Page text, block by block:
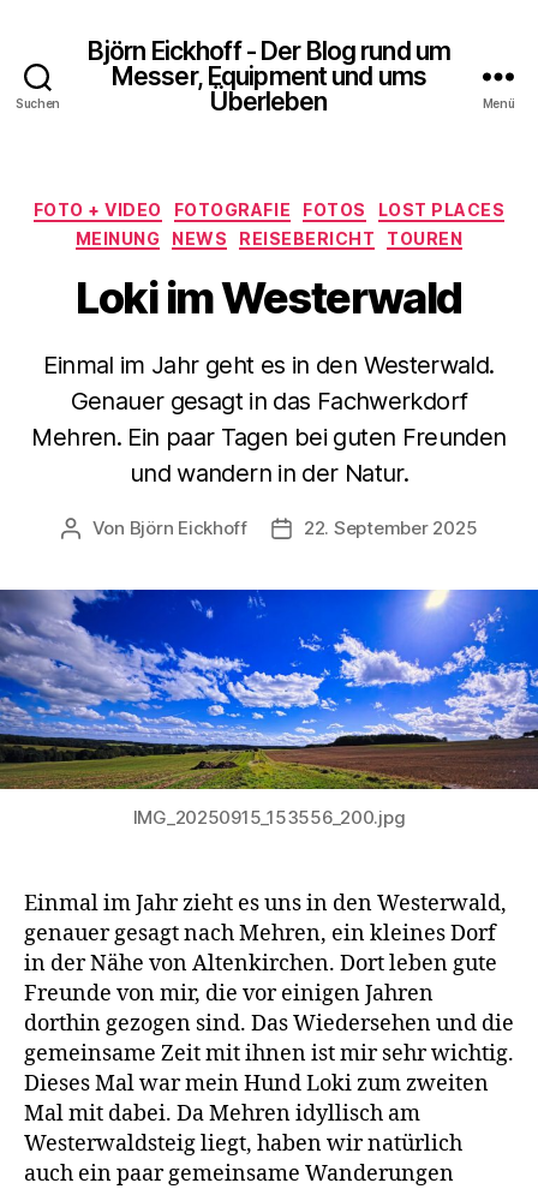
Suchen
Björn Eickhoff - Der Blog rund um
Messer, Equipment und ums
Überleben
Menü
Kategorien
FOTO + VIDEO FOTOGRAFIE FOTOS
LOST PLACES
MEINUNG
NEWS REISEBERICHT TOUREN
Loki im Westerwald
Einmal im Jahr geht es in den Westerwald.
Genauer gesagt in das Fachwerkdorf
Mehren. Ein paar Tagen bei guten Freunden
und wandern in der Natur.
Beitragsautor
Von Björn Eickhoff Veröffentlichungsdatum
22. September 2025
IMG_20250915_153556_200.jpg
Einmal im Jahr zieht es uns in den Westerwald,
genauer gesagt nach Mehren, ein kleines Dorf
in der Nähe von Altenkirchen. Dort leben gute
Freunde von mir, die vor einigen Jahren
dorthin gezogen sind. Das Wiedersehen und die
gemeinsame Zeit mit ihnen ist mir sehr wichtig.
Dieses Mal war mein Hund Loki zum zweiten
Mal mit dabei. Da Mehren idyllisch am
Westerwaldsteig liegt, haben wir natürlich
auch ein paar gemeinsame Wanderungen